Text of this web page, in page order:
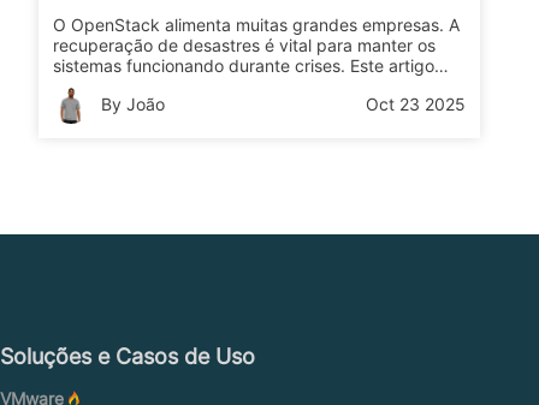
Empresas?
O OpenStack alimenta muitas grandes empresas. A
recuperação de desastres é vital para manter os
sistemas funcionando durante crises. Este artigo
analisa as principais soluções e orienta você na
escolha da melhor opção para uma proteção de
dados robusta.
By João Oct 23 2025
Soluções e Casos de Uso
VMware